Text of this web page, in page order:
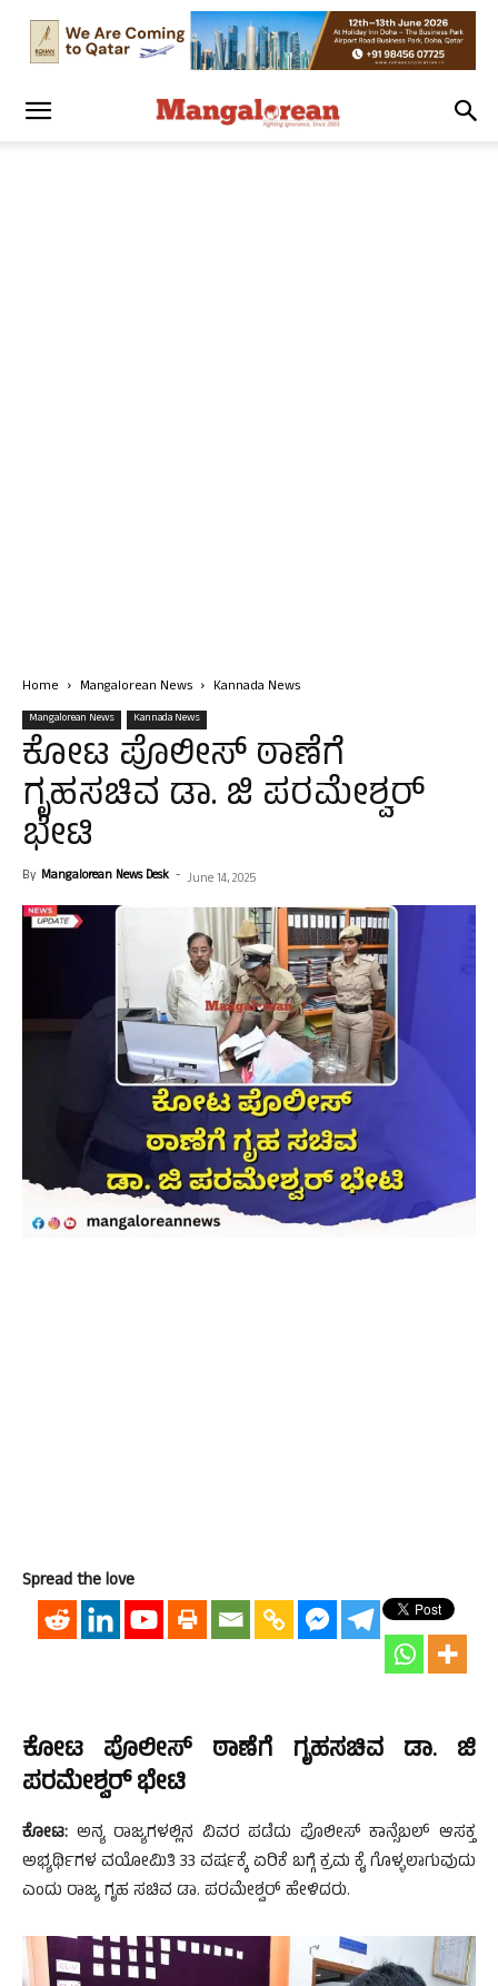
Home Mangalorean News Kannada News
Mangalorean News Kannada News
ಕೋಟ ಪೊಲೀಸ್ ಠಾಣೆಗೆ
ಗೃಹಸಚಿವ ಡಾ. ಜಿ ಪರಮೇಶ್ವರ್
ಭೇಟಿ
By Mangalorean News Desk - June 14, 2025
Spread the love
ಕೋಟ ಪೊಲೀಸ್ ಠಾಣೆಗೆ ಗೃಹಸಚಿವ ಡಾ. ಜಿ
ಪರಮೇಶ್ವರ್ ಭೇಟಿ
ಕೋಟ: ಅನ್ಯ ರಾಜ್ಯಗಳಲ್ಲಿನ ವಿವರ ಪಡೆದು ಪೊಲೀಸ್ ಕಾನ್ಸೆಬಲ್ ಆಸಕ್ತ
ಅಭ್ಯರ್ಥಿಗಳ ವಯೋಮಿತಿ 33 ವರ್ಷಕ್ಕೆ ಏರಿಕೆ ಬಗ್ಗೆ ಕ್ರಮ ಕೈ ಗೊಳ್ಳಲಾಗುವುದು
ಎಂದು ರಾಜ್ಯ ಗೃಹ ಸಚಿವ ಡಾ. ಪರಮೇಶ್ವರ್ ಹೇಳಿದರು.